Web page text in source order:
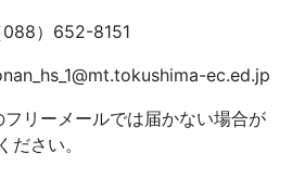
088）652-8151
ec.ed.jp
メールでは届かない場合が
ださい。